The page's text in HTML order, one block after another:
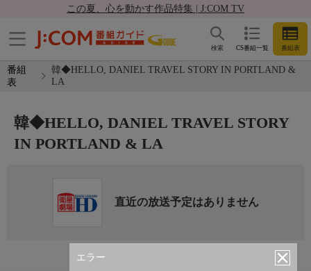
この夏、心を動かす作品特集 | J:COM TV
CS番組一覧 番組表
検索
番組
表
韓◆HELLO, DANIEL TRAVEL STORY IN PORTLAND &
LA
エラー
韓◆HELLO, DANIEL TRAVEL STORY
IN PORTLAND & LA
直近の放送予定はありません